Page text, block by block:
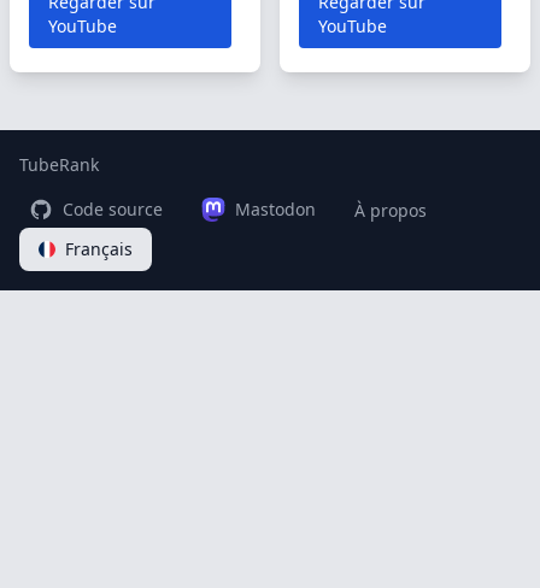
YouTube
YouTube
TubeRank
Code source
Mastodon
À propos
Français